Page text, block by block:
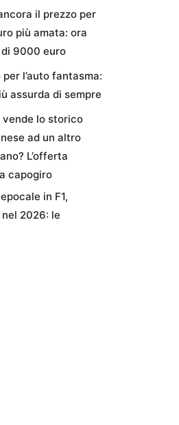
il prezzo per
più amata: ora
9000 euro
l’auto fantasma:
assurda di sempre
vende lo storico
ad un altro
L’offerta
capogiro
in F1,
2026: le